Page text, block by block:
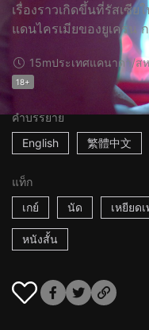
เรื่องราวเกิดขึ้นที่รัสเซี
แดนไครเมียของยูเครน
15mประเทศแคนาดา/ส
18+
คำบรรยาย
English
繁體中文
แท็ก
เกย์
นัด เหยียด
หนังสั้น